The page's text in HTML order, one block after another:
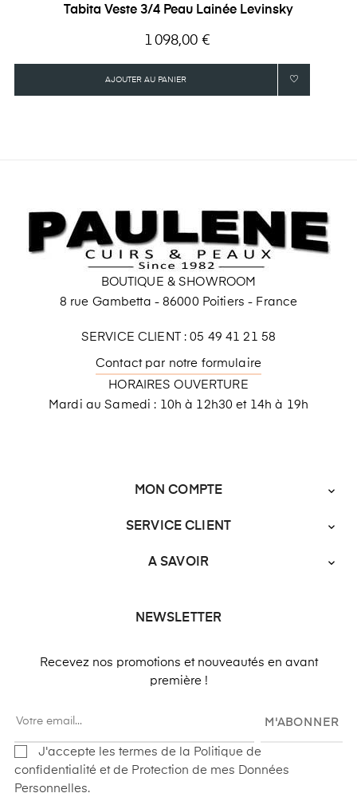
Tabita Veste 3/4 Peau Lainée Levinsky
Prix
1 098,00 €
AJOUTER AU PANIER
BOUTIQUE & SHOWROOM
8 rue Gambetta - 86000 Poitiers - France
SERVICE CLIENT : 05 49 41 21 58
Contact par notre formulaire
HORAIRES OUVERTURE
Mardi au Samedi : 10h à 12h30 et 14h à 19h
MON COMPTE 
SERVICE CLIENT 
A SAVOIR 
NEWSLETTER
Recevez nos promotions et nouveautés en avant
première !
M'ABONNER
J'accepte les termes de la Politique de
confidentialité et de Protection de mes Données
Personnelles.